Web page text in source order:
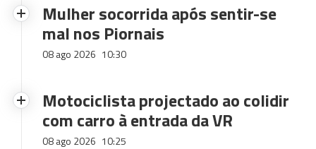
Mulher socorrida após sentir-se
mal nos Piornais
08 ago 2026 10:30
Motociclista projectado ao colidir
com carro à entrada da VR
08 ago 2026 10:25